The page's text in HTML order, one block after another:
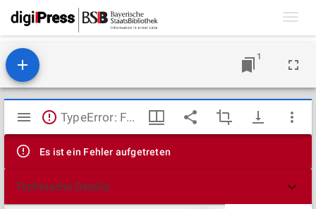
1
Mirador
Viewer
TypeError: Failed to fetch
Es ist ein Fehler aufgetreten
Technische Details